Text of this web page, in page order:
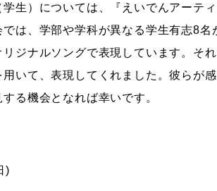
生）については、『えいでんアーテ
は、学部や学科が異なる学生有志8名
ジナルソングで表現しています。そ
いて、表現してくれました。彼らが
る機会となれば幸いです。
)